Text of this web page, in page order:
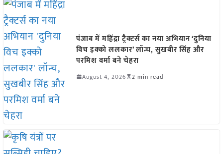
पंजाब में महिंद्रा ट्रैक्टर्स का नया अभियान ‘दुनिया
विच इक्को ललकार’ लॉन्च, सुखबीर सिंह और
परमिश वर्मा बने चेहरा
August 4, 2026 2 min read